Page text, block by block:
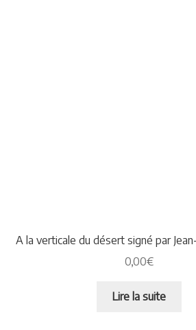
A la verticale du désert signé par
0,00€
Lire la suite